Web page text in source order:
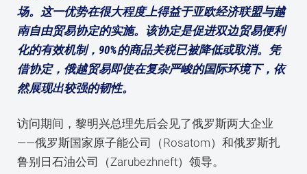
场。这一优势在很大程度上得益于亚欧经济联盟与越
南自由贸易协定的实施。该协定是促进双边贸易便利
化的有效机制，90%的商品关税已被降低或取消。凭
借协定，俄越贸易即使在复杂严峻的国际环境下，依
然展现出较强的韧性。
访问期间，黎明兴总理先后会见了俄罗斯两大企业
——俄罗斯国家原子能公司（Rosatom）和俄罗斯扎
鲁别日石油公司（Zarubezhneft）领导。